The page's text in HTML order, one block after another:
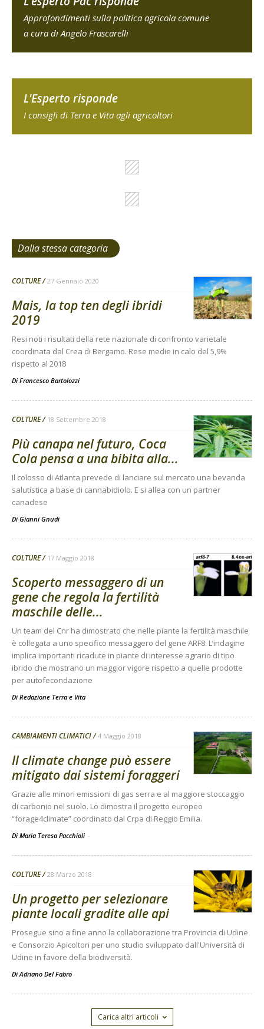
Approfondimenti sulla politica agricola comune
a cura di Angelo Frascarelli
L'Esperto risponde
I consigli di Terra e Vita agli agricoltori
Dalla stessa categoria
COLTURE 27 Gennaio 2020
Mais, la top ten degli ibridi
2019
Resi noti i risultati della rete nazionale di confronto varietale
coordinata dal Crea di Bergamo. Rese medie in calo del 5,9%
rispetto al 2018
Di Francesco Bartolozzi
COLTURE 18 Settembre 2018
Più canapa nel futuro, Coca
Cola pensa a una bibita alla...
Il colosso di Atlanta prevede di lanciare sul mercato una bevanda
salutistica a base di cannabidiolo. E si allea con un partner
canadese
Di Gianni Gnudi
COLTURE 17 Maggio 2018
Scoperto messaggero di un
gene che regola la fertilità
maschile delle...
Un team del Cnr ha dimostrato che nelle piante la fertilità maschile
è collegata a uno specifico messaggero del gene ARF8. L’indagine
implica importanti ricadute in piante di interesse agrario di tipo
ibrido che mostrano un maggior vigore rispetto a quelle prodotte
per autofecondazione
Di Redazione Terra e Vita
CAMBIAMENTI CLIMATICI 4 Maggio 2018
Il climate change può essere
mitigato dai sistemi foraggeri
Grazie alle minori emissioni di gas serra e al maggiore stoccaggio
di carbonio nel suolo. Lo dimostra il progetto europeo
“forage4climate” coordinato dal Crpa di Reggio Emilia.
Di Maria Teresa Pacchioli -
COLTURE 28 Marzo 2018
Un progetto per selezionare
piante locali gradite alle api
Prosegue sino a fine anno la collaborazione tra Provincia di Udine
e Consorzio Apicoltori per uno studio sviluppato dall'Università di
Udine in favore della biodiversità.
DiAdriano Del Fabro
Carica altri articoli